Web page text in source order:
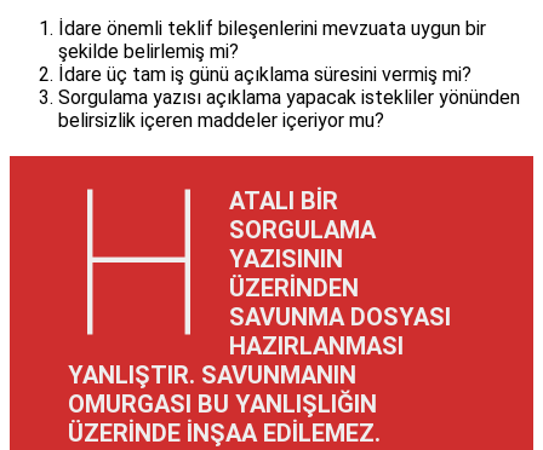
İdare önemli teklif bileşenlerini mevzuata uygun bir
şekilde belirlemiş mi?
İdare üç tam iş günü açıklama süresini vermiş mi?
Sorgulama yazısı açıklama yapacak istekliler yönünden
belirsizlik içeren maddeler içeriyor mu?
H
ATALI BİR
SORGULAMA
YAZISININ
ÜZERİNDEN
SAVUNMA DOSYASI
HAZIRLANMASI
YANLIŞTIR. SAVUNMANIN
OMURGASI BU YANLIŞLIĞIN
ÜZERİNDE İNŞAA EDİLEMEZ.